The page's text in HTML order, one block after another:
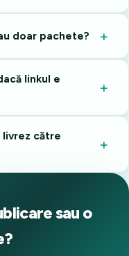
doar pachete?
linkul e
livrez către
sau o